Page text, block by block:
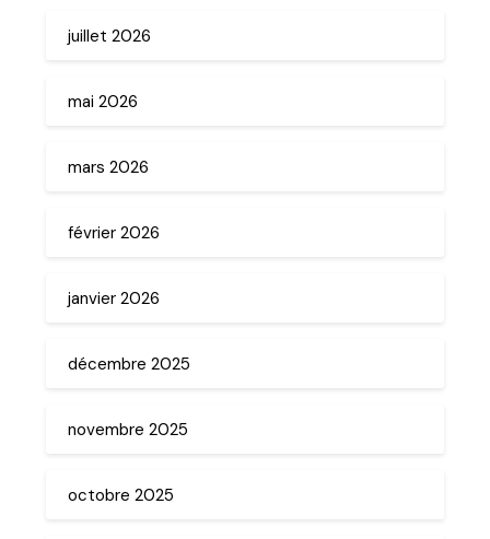
juillet 2026
mai 2026
mars 2026
février 2026
janvier 2026
décembre 2025
novembre 2025
octobre 2025